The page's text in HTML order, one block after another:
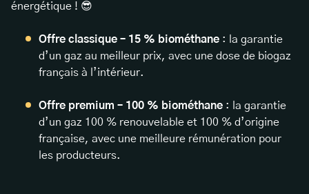
énergétique ! 😎
Offre classique – 15 % biométhane : la garantie
d’un gaz au meilleur prix, avec une dose de biogaz
français à l’intérieur.
Offre premium – 100 % biométhane : la garantie
d’un gaz 100 % renouvelable et 100 % d’origine
française, avec une meilleure rémunération pour
les producteurs.